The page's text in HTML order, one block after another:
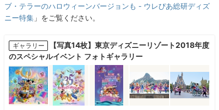
ブ・テラーのハロウィーンバージョンも - ウレぴあ総研ディズ
ニー特集 」をご覧ください。
ギャラリー
【写真14枚】東京ディズニーリゾート2018年度
のスペシャルイベント フォトギャラリー